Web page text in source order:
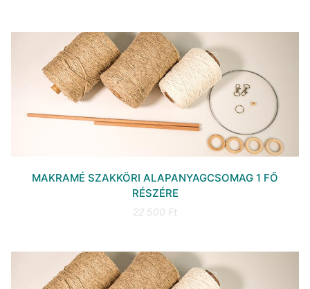
MAKRAMÉ SZAKKÖRI ALAPANYAGCSOMAG 1 FŐ
RÉSZÉRE
22 500 Ft